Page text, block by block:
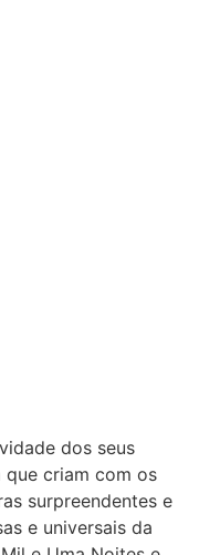
dos seus
criam com os
surpreendentes e
e universais da